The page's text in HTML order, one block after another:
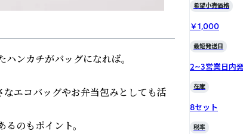
ンカチがバッグになれば。
エコバッグやお弁当包みとしても活
のもポイント。
希望小売価格
￥1,000
最短発送日
2~3営業日内
在庫
8セット
税率